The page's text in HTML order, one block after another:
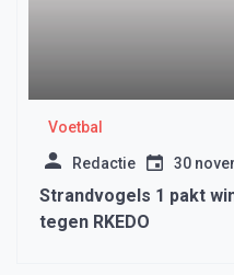
Voetbal
Redactie 30
Strandvogels 1 pakt
tegen RKEDO